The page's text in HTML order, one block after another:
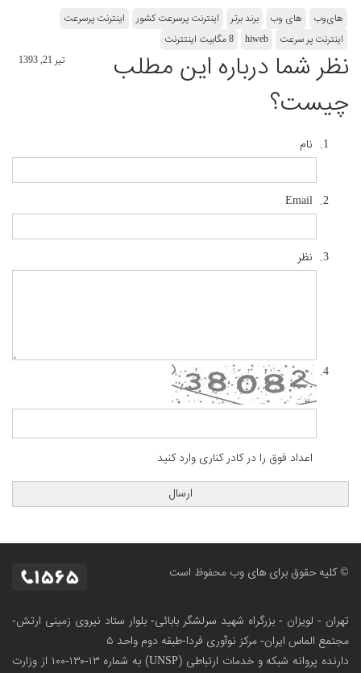
های‌وب های وب برند برتر اینترنت پرسرعت کشور
اینترنت پرسرعت
اینترنت پر سرعت
hiweb
8 مگابیت اینتترنت
تير 21, 1393
نظر شما درباره این مطلب
چیست؟
نام
Email
نظر
اعداد فوق را در کادر کناری وارد کنید
© کلیه حقوق برای های وب محفوظ است
تهران - لویزان - بزرگراه شهید سرلشگر بابائی- بلوار ستاد نیروی زمینی ارتش-
مجتمع الماس ایران- مرکز نوآوری فردا-طبقه دوم واحد ۵
دارنده پروانه شبکه و خدمات ارتباطی (UNSP) به شماره ۱۳-۱۳۰-۱۰۰
از وزارت